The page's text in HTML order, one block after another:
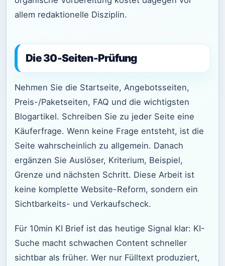
allem redaktionelle Disziplin.
Die 30-Seiten-Prüfung
Nehmen Sie die Startseite, Angebotsseiten,
Preis-/Paketseiten, FAQ und die wichtigsten
Blogartikel. Schreiben Sie zu jeder Seite eine
Käuferfrage. Wenn keine Frage entsteht, ist die
Seite wahrscheinlich zu allgemein. Danach
ergänzen Sie Auslöser, Kriterium, Beispiel,
Grenze und nächsten Schritt. Diese Arbeit ist
keine komplette Website-Reform, sondern ein
Sichtbarkeits- und Verkaufscheck.
Für 10min KI Brief ist das heutige Signal klar: KI-
Suche macht schwachen Content schneller
sichtbar als früher. Wer nur Fülltext produziert,